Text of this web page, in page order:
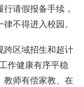
请假报备手续，
不得进入校园。
跨区域招生和超计
作健康有序平稳
师有偿家教、在